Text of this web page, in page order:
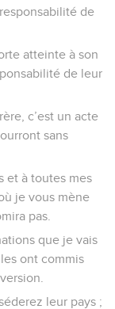
de
atteinte à son
de leur
c’est un acte
sans
et à toutes mes
je vous mène
pas.
que je vais
ont commis
leur pays ;